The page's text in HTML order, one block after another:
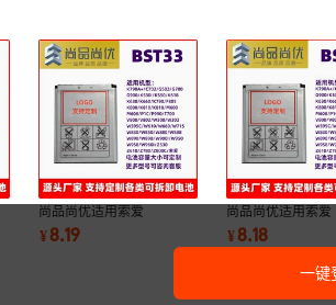
W9601000mAh
尚品尚优适用索爱
K810/K818/M600/M608/P1C/
1000mAh BST33锂电池
¥8.19
尚品尚优适用索爱
K630/K660/
1000mAh BST33
¥8.18
一键